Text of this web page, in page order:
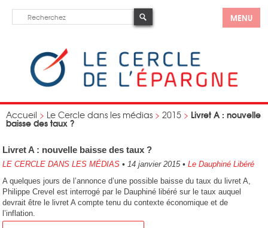
MENU
Accueil > Le Cercle dans les médias > 2015 > Livret A : nouvelle
baisse des taux ?
Livret A : nouvelle baisse des taux ?
LE CERCLE DANS LES MÉDIAS • 14 janvier 2015• Le Dauphiné Libéré
A quelques jours de l’annonce d’une possible baisse du taux du livret A,
Philippe Crevel est interrogé par le Dauphiné libéré sur le taux auquel
devrait être le livret A compte tenu du contexte économique et de
l’inflation.